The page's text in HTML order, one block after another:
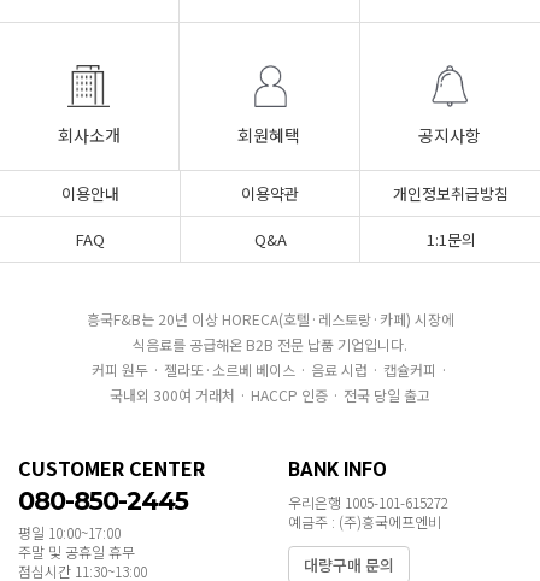
회사소개 회원혜택 공지사항
이용안내 이용약관
개인정보취급방침
FAQ
Q&A 1:1문의
흥국F&B는 20년 이상 HORECA(호텔·레스토랑·카페) 시장에
식음료를 공급해온 B2B 전문 납품 기업입니다.
커피 원두 · 젤라또·소르베 베이스 · 음료 시럽 · 캡슐커피 ·
국내외 300여 거래처 · HACCP 인증 · 전국 당일 출고
CUSTOMER CENTER
080-850-2445
평일 10:00~17:00
주말 및 공휴일 휴무
점심시간 11:30~13:00
BANK INFO
우리은행 1005-101-615272
예금주 : (주)흥국에프엔비
대량구매 문의